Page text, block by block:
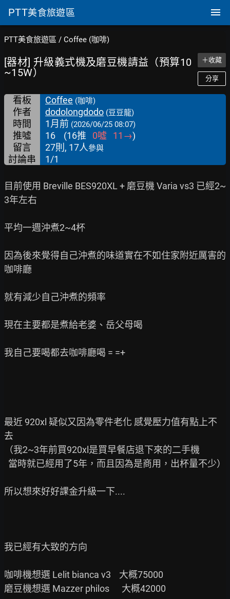
PTT美食旅遊區
PTT美食旅遊區 / Coffee (咖啡)
[器材] 升級義式機及磨豆機請益（預算10
~15W）
＋收藏
分享
看板 Coffee (咖啡)
作者 dodolongdodo (豆豆龍)
時間 1月前 (2026/06/25 08:07)
推噓 16 (16推 0噓 11 →)
留言
27則, 17人參與
討論串 1/1
目前使用 Breville BES920XL + 磨豆機 Varia vs3 已經2~
3年左右
平均一週沖煮2~4杯
因為後來覺得自己沖煮的味道實在不如住家附近厲害的
咖啡廳
就有減少自己沖煮的頻率
現在主要都是煮給老婆、岳父母喝
我自己要喝都去咖啡廳喝 = =+
最近 920xl 疑似又因為零件老化 感覺壓力值有點上不
去
（我2~3年前買920xl是買早餐店退下來的二手機
所以想來好好課金升級一下....
我已經有大致的方向
咖啡機想選 Lelit bianca v3    大概75000
磨豆機想選 Mazzer philos      大概42000